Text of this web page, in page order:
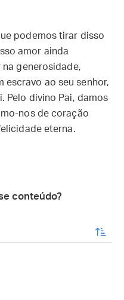
podemos tirar disso
amor ainda
generosidade,
escravo ao seu senhor,
Pelo divino Pai, damos
nos de coração
eterna.
conteúdo?
enviar